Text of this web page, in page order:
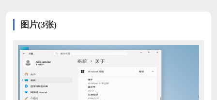
图片(3张)